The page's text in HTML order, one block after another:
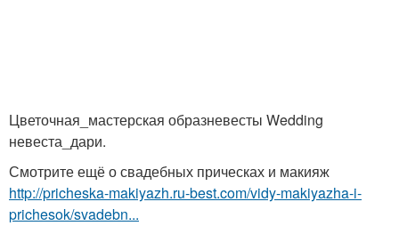
Цветочная_мастерская образневесты Wedding
невеста_дари.
Смотрите ещё о свадебных прическах и макияж
http://pricheska-makiyazh.ru-best.com/vidy-makiyazha-i-
prichesok/svadebn...